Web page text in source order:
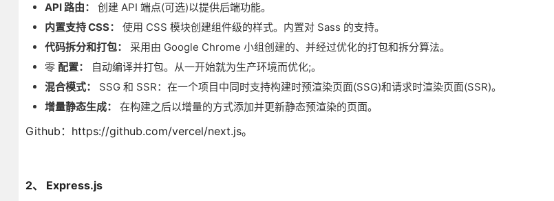
API 路由：
创建 API 端点(可选)以提供后端功能。
内置支持 CSS：
使用 CSS 模块创建组件级的样式。内置对 Sass 的支持。
代码拆分和打包：
采用由 Google Chrome 小组创建的、并经过优化的打包和拆分算法。
零 配置：
自动编译并打包。从一开始就为生产环境而优化;。
混合模式：
SSG 和 SSR：在一个项目中同时支持构建时预渲染页面(SSG)和请求时渲染页面(SSR)。
增量静态生成：
在构建之后以增量的方式添加并更新静态预渲染的页面。
Github：https://github.com/vercel/next.js。
2、 Express.js